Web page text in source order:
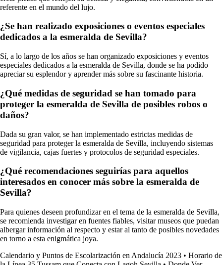
referente en el mundo del lujo.
¿Se han realizado exposiciones o eventos especiales
dedicados a la esmeralda de Sevilla?
Sí, a lo largo de los años se han organizado exposiciones y eventos
especiales dedicados a la esmeralda de Sevilla, donde se ha podido
apreciar su esplendor y aprender más sobre su fascinante historia.
¿Qué medidas de seguridad se han tomado para
proteger la esmeralda de Sevilla de posibles robos o
daños?
Dada su gran valor, se han implementado estrictas medidas de
seguridad para proteger la esmeralda de Sevilla, incluyendo sistemas
de vigilancia, cajas fuertes y protocolos de seguridad especiales.
¿Qué recomendaciones seguirías para aquellos
interesados en conocer más sobre la esmeralda de
Sevilla?
Para quienes deseen profundizar en el tema de la esmeralda de Sevilla,
se recomienda investigar en fuentes fiables, visitar museos que puedan
albergar información al respecto y estar al tanto de posibles novedades
en torno a esta enigmática joya.
Calendario y Puntos de Escolarización en Andalucía 2023 • Horario de